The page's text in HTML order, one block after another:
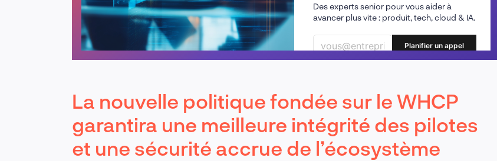
Des experts senior pour vous aider à
avancer plus vite : produit, tech, cloud & IA.
Planifier un appel
La nouvelle politique fondée sur le WHCP
garantira une meilleure intégrité des pilotes
et une sécurité accrue de l’écosystème